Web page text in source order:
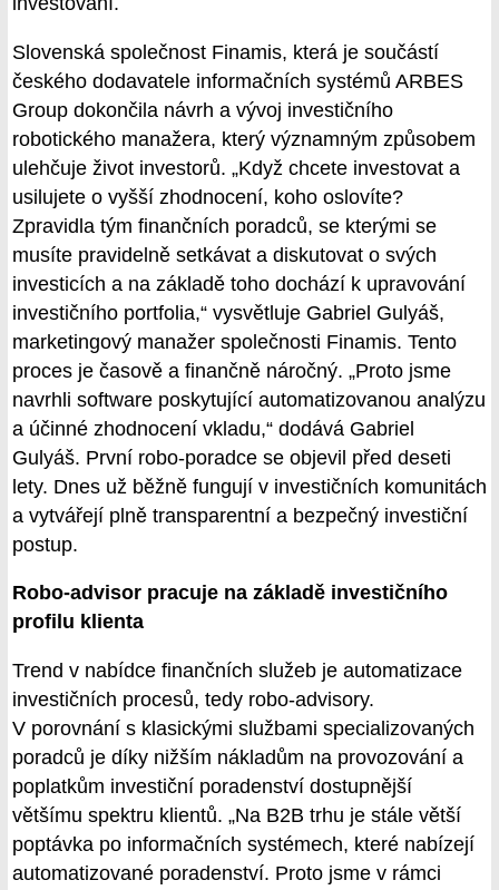
Slovenská společnost Finamis, která je součástí
českého dodavatele informačních systémů ARBES
Group dokončila návrh a vývoj investičního
robotického manažera, který významným způsobem
ulehčuje život investorů. „Když chcete investovat a
usilujete o vyšší zhodnocení, koho oslovíte?
Zpravidla tým finančních poradců, se kterými se
musíte pravidelně setkávat a diskutovat o svých
investicích a na základě toho dochází k upravování
investičního portfolia,“ vysvětluje Gabriel Gulyáš,
marketingový manažer společnosti Finamis. Tento
proces je časově a finančně náročný. „Proto jsme
navrhli software poskytující automatizovanou analýzu
a účinné zhodnocení vkladu,“ dodává Gabriel
Gulyáš. První robo-poradce se objevil před deseti
lety. Dnes už běžně fungují v investičních komunitách
a vytvářejí plně transparentní a bezpečný investiční
postup.
Robo-advisor pracuje na základě investičního
profilu klienta
Trend v nabídce finančních služeb je automatizace
investičních procesů, tedy robo-advisory.
V porovnání s klasickými službami specializovaných
poradců je díky nižším nákladům na provozování a
poplatkům investiční poradenství dostupnější
většímu spektru klientů. „Na B2B trhu je stále větší
poptávka po informačních systémech, které nabízejí
automatizované poradenství. Proto jsme v rámci